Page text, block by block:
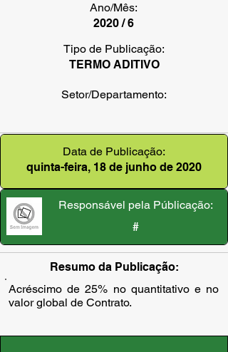
Ano/Mês:
2020 / 6
Tipo de Publicação:
TERMO ADITIVO
Setor/Departamento:
Data de Publicação:
quinta-feira, 18 de junho de 2020
Responsável pela Públicação:
#
Resumo da Publicação:
Acréscimo de 25% no quantitativo e no
valor global de Contrato.